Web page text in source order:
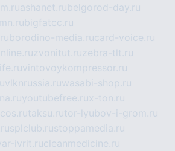
ashanet.rubelgorod-day.ru
bigfatcc.ru
borodino-media.rucard-voice.ru
zvonitut.ruzebra-tlt.ru
vintovoykompressor.ru
vlknrussia.ruwasabi-shop.ru
youtubefree.rux-ton.ru
taksu.rutor-lyubov-i-grom.ru
splclub.rustoppamedia.ru
ivrit.rucleanmedicine.ru